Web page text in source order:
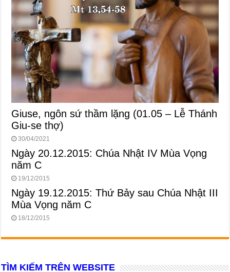
Giuse, ngôn sứ thầm lặng (01.05 – Lễ Thánh
Giu-se thợ)
30/04/2021
Ngày 20.12.2015: Chúa Nhật IV Mùa Vọng
năm C
19/12/2015
Ngày 19.12.2015: Thứ Bảy sau Chúa Nhật III
Mùa Vọng năm C
18/12/2015
TÌM KIẾM TRÊN WEBSITE